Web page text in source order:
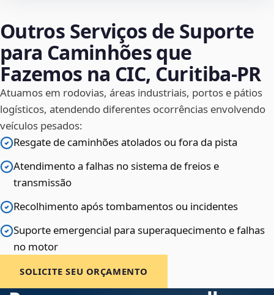
Outros Serviços de Suporte
para Caminhões que
Fazemos na CIC, Curitiba‑PR
Atuamos em rodovias, áreas industriais, portos e pátios
logísticos, atendendo diferentes ocorrências envolvendo
veículos pesados:
Resgate de caminhões atolados ou fora da pista
Atendimento a falhas no sistema de freios e
transmissão
Recolhimento após tombamentos ou incidentes
Suporte emergencial para superaquecimento e falhas
no motor
SOLICITE SEU ORÇAMENTO